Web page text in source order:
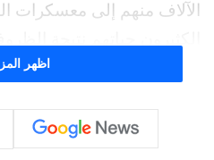
الآلاف منهم إلى معسكرات
لها، فيما مُنع الناجون
وأشار البيان إلى أن معاناة
السكان الأصليين لشبه
اظهر